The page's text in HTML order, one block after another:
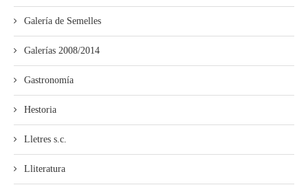
Galería de Semelles
Galerías 2008/2014
Gastronomía
Hestoria
Lletres s.c.
Lliteratura